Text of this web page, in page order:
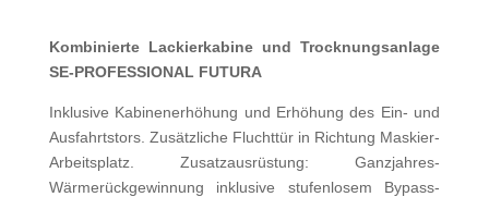
Kombinierte Lackierkabine und Trocknungsanlage
SE-PROFESSIONAL FUTURA
Inklusive Kabinenerhöhung und Erhöhung des Ein- und
Ausfahrtstors. Zusätzliche Fluchttür in Richtung Maskier-
Arbeitsplatz. Zusatzausrüstung: Ganzjahres-
Wärmerückgewinnung inklusive stufenlosem Bypass-